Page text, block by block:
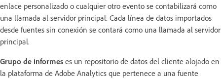
enlace personalizado o cualquier otro evento se contabilizará como
una llamada al servidor principal. Cada línea de datos importados
desde fuentes sin conexión se contará como una llamada al servidor
principal.
Grupo de informes es un repositorio de datos del cliente alojado en
la plataforma de Adobe Analytics que pertenece a una fuente